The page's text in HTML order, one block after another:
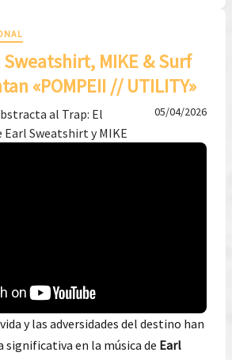
MIKE & Surf
«POMPEII // UTILITY»
al Trap: El
Earl Sweatshirt y MIKE
05/04/2026
y las adversidades del destino han
significativa en la música de Earl